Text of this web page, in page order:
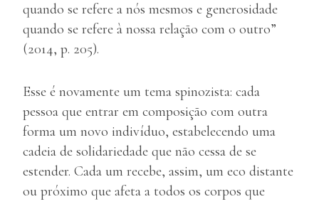
quando se refere a nós mesmos e generosidade
quando se refere à nossa relação com o outro”
(2014, p. 205).
Esse é novamente um tema spinozista: cada
pessoa que entrar em composição com outra
forma um novo indivíduo, estabelecendo uma
cadeia de solidariedade que não cessa de se
estender. Cada um recebe, assim, um eco distante
ou próximo que afeta a todos os corpos que